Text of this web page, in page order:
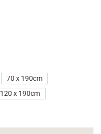
70 x 190cm
120 x 190cm